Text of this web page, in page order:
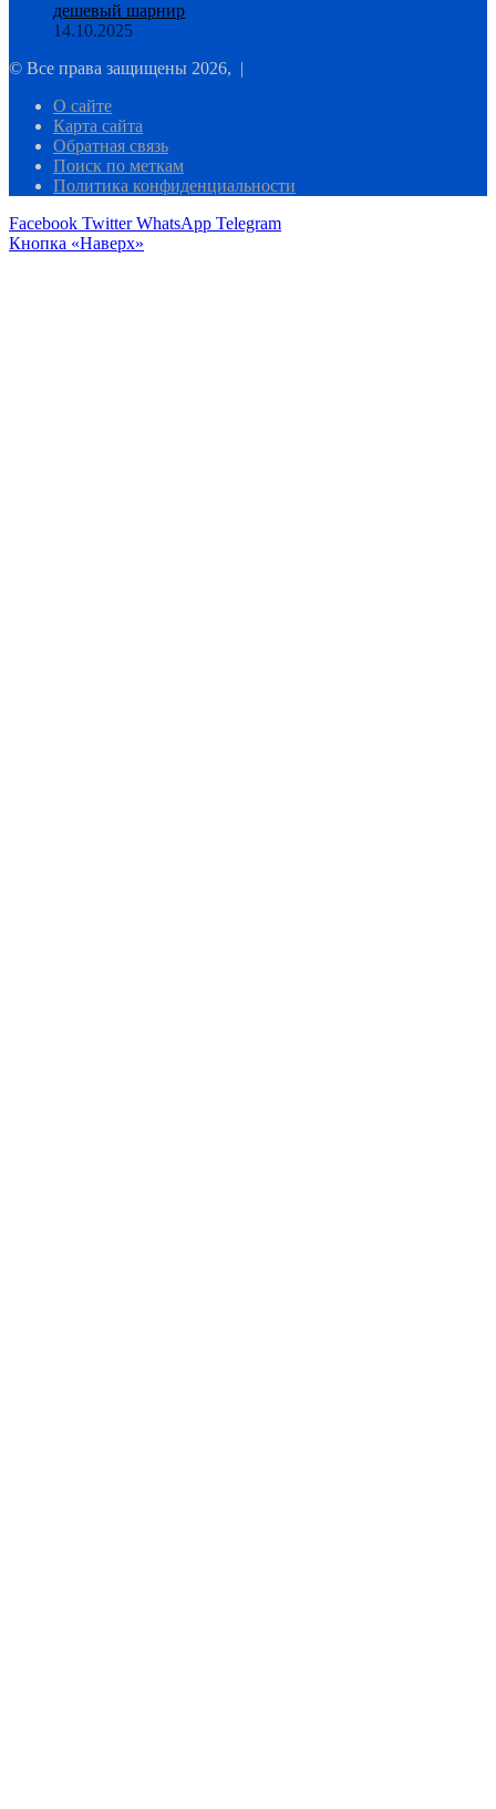
дешевый шарнир
14.10.2025
© Все права защищены 2026, |
О сайте
Карта сайта
Обратная связь
Поиск по меткам
Политика конфиденциальности
Facebook Twitter WhatsApp Telegram
Кнопка «Наверх»